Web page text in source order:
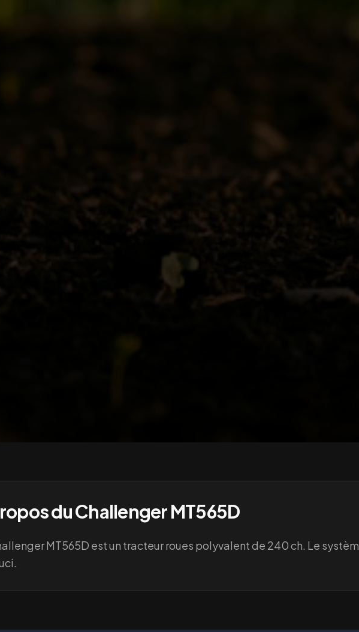
duChallenger MT565D
MT565D est un tracteur roues polyvalent de 240 ch. Le